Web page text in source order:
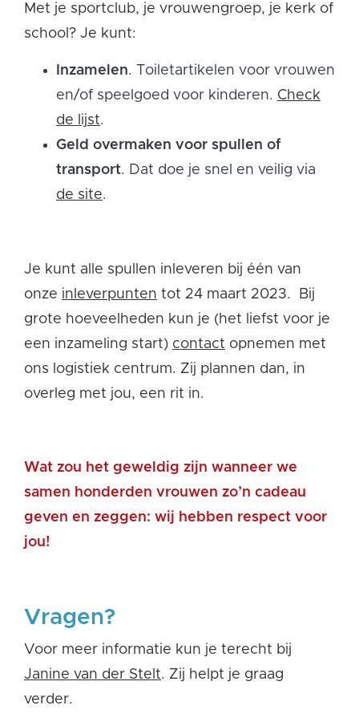
Met je sportclub, je vrouwengroep, je kerk of
school? Je kunt:
Inzamelen. Toiletartikelen voor vrouwen
en/of speelgoed voor kinderen. Check
de lijst.
Geld overmaken voor spullen of
transport. Dat doe je snel en veilig via
de site.
Je kunt alle spullen inleveren bij één van
onze inleverpunten tot 24 maart 2023.
Bij
grote hoeveelheden kun je (het liefst voor je
een inzameling start) contact opnemen met
ons logistiek centrum. Zij plannen dan, in
overleg met jou, een rit in.
Wat zou het geweldig zijn wanneer we
samen honderden vrouwen zo’n cadeau
geven en zeggen: wij hebben respect voor
jou!
Vragen?
Voor meer informatie kun je terecht bij
Janine van der Stelt. Zij helpt je graag
verder.